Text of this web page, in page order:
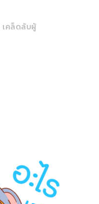
เคล็ดลับผู้